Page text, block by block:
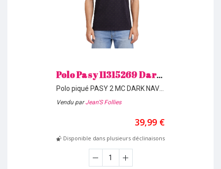
Polo Pasy 11315269 Dark Navy 2 Teddy Smith H26
Polo piqué PASY 2 MC DARK NAVY
Vendu parJean'S Follies
39,99 €
Disponible dans plusieurs déclinaisons